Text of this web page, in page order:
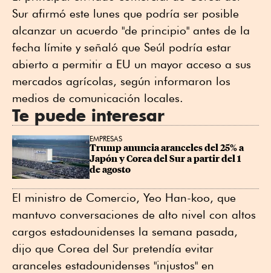
Sur afirmó este lunes que podría ser posible
alcanzar un acuerdo "de principio" antes de la
fecha límite y señaló que Seúl podría estar
abierto a permitir a EU un mayor acceso a sus
mercados agrícolas, según informaron los
medios de comunicación locales.
Te puede interesar
EMPRESAS
Trump anuncia aranceles del 25% a
Japón y Corea del Sur a partir del 1
de agosto
El ministro de Comercio, Yeo Han-koo, que
mantuvo conversaciones de alto nivel con altos
cargos estadounidenses la semana pasada,
dijo que Corea del Sur pretendía evitar
aranceles estadounidenses "injustos" en